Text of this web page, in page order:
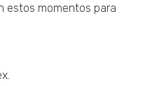
estos momentos para